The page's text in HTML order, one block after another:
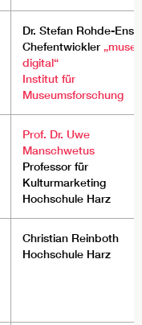
Dr. Stefan Rohde-
Chefentwickler
digital“
Institut für
Museumsforschung
Prof. Dr. Uwe
Manschwetus
Professor für
Kulturmarketing
Hochschule Harz
Christian Reinboth
Hochschule Harz